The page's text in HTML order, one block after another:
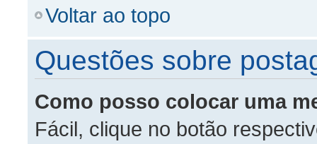
Voltar ao topo
Questões sobre
Como posso colocar uma
Fácil, clique no botão